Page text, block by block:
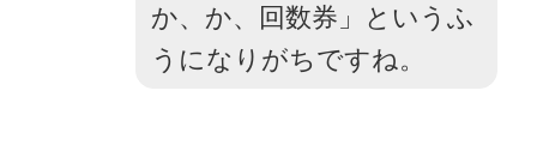
か、か、回数券」というふ
うになりがちですね。